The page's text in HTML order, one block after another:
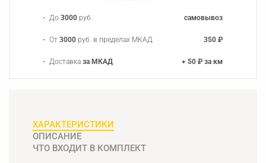
До3000 руб. самовывоз
От3000 руб. в пределах МКАД 350 ₽
Доставказа МКАД + 50 ₽ за км
ХАРАКТЕРИСТИКИ
ОПИСАНИЕ
ЧТО ВХОДИТ В КОМПЛЕКТ